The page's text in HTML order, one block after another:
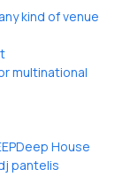
kind of venue
multinational
Deep House
pantelis